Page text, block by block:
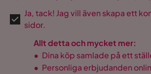
Ja, tack! Jag vill även skapa ett
sidor.
Allt detta och mycket mer:
• Dina köp samlade på ett
• Personliga erbjudanden